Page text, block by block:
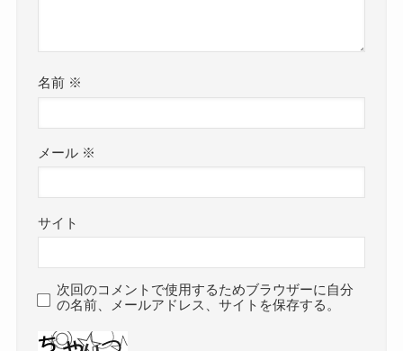
名前 ※
メール ※
サイト
次回のコメントで使用するためブラウザーに自分
の名前、メールアドレス、サイトを保存する。